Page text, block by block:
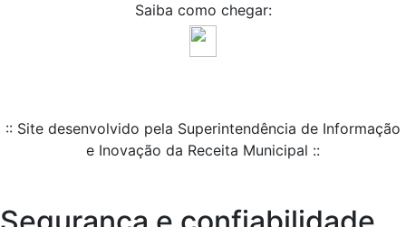
Saiba como chegar:
:: Site desenvolvido pela Superintendência de Informação
e Inovação da Receita Municipal ::